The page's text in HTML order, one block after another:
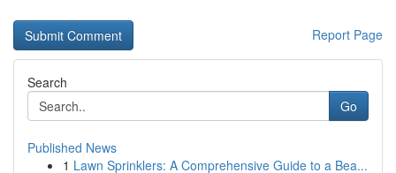
Report Page
Search
Go
Published News
1 Lawn Sprinklers: A Comprehensive Guide to a Bea...